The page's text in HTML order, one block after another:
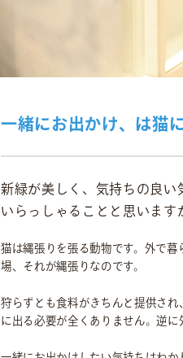
一緒にお出かけ、は猫
新緑が美しく、気持ちの良
いらっしゃることと思いま
猫は縄張りを張る動物です。外で
場、それが縄張りなのです。
狩らずとも食料がきちんと提供さ
に出る必要が全くありません。逆に